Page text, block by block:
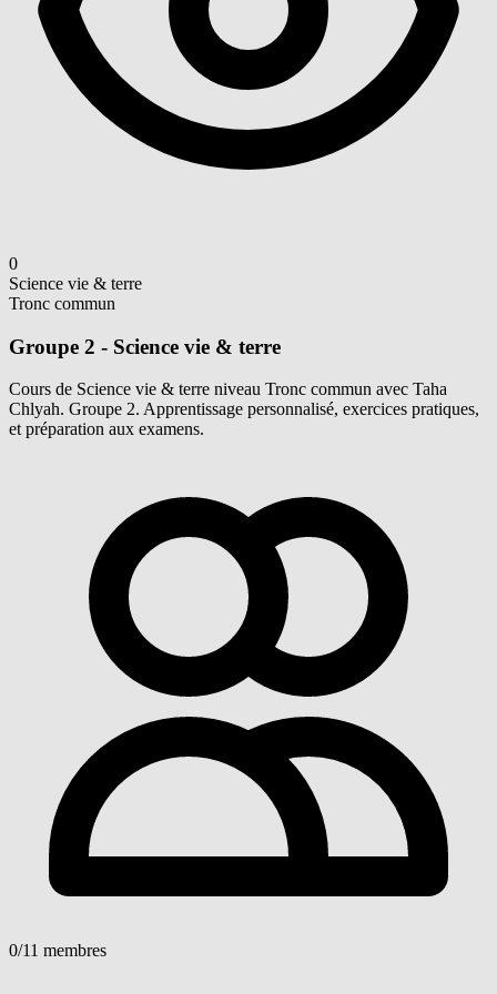
0
Science vie & terre
Tronc commun
Groupe 2 - Science vie & terre
Cours de Science vie & terre niveau Tronc commun avec Taha
Chlyah. Groupe 2. Apprentissage personnalisé, exercices pratiques,
et préparation aux examens.
0/11 membres